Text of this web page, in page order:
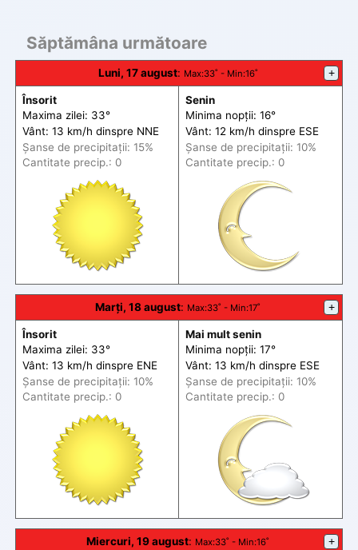
Săptămâna următoare
Luni, 17 august: Max:33˚ - Min:16˚ +
Însorit
Maxima zilei: 33°
Vânt: 13 km/h dinspre NNE
Șanse de precipitații: 15%
Cantitate precip.: 0
Senin
Minima nopții: 16°
Vânt: 12 km/h dinspre ESE
Șanse de precipitații: 10%
Cantitate precip.: 0
Marți, 18 august: Max:33˚ - Min:17˚ +
Însorit
Maxima zilei: 33°
Vânt: 13 km/h dinspre ENE
Șanse de precipitații: 10%
Cantitate precip.: 0
Mai mult senin
Minima nopții: 17°
Vânt: 13 km/h dinspre ESE
Șanse de precipitații: 10%
Cantitate precip.: 0
Miercuri, 19 august: Max:33˚ - Min:16˚ +